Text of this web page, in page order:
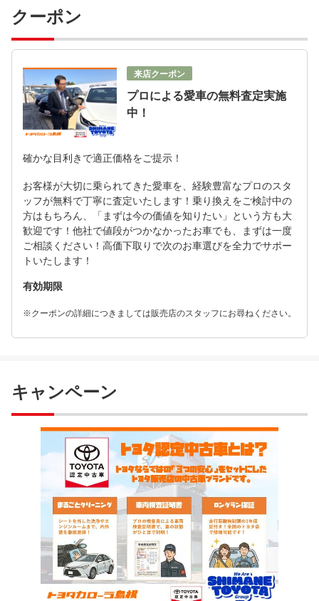
クーポン
来店クーポン
プロによる愛車の無料査定実施
中！
確かな目利きで適正価格をご提示！
お客様が大切に乗られてきた愛車を、経験豊富なプロのスタ
ッフが無料で丁寧に査定いたします！乗り換えをご検討中の
方はもちろん、「まずは今の価値を知りたい」という方も大
歓迎です！他社で値段がつかなかったお車でも、まずは一度
ご相談ください！高価下取りで次のお車選びを全力でサポー
トいたします！
有効期限
※クーポンの詳細につきましては販売店のスタッフにお尋ねください。
キャンペーン